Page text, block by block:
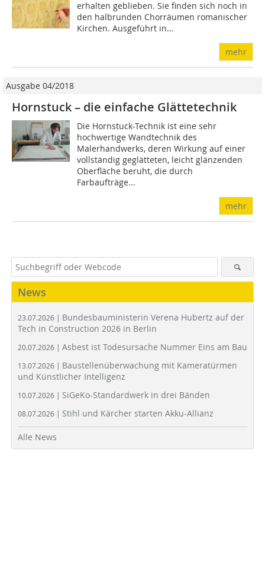
erhalten geblieben. Sie finden sich noch in
den halbrunden Chorräumen romanischer
Kirchen. Ausgeführt in...
mehr
Ausgabe 04/2018
Hornstuck – die einfache Glättetechnik
Die Hornstuck-Technik ist eine sehr
hochwertige Wandtechnik des
Malerhandwerks, deren Wirkung auf einer
vollständig geglätteten, leicht glänzenden
Oberfläche beruht, die durch
Farbaufträge...
mehr
News
23.07.2026 | Bundesbauministerin Verena Hubertz auf der
Tech in Construction 2026 in Berlin
20.07.2026 | Asbest ist Todesursache Nummer Eins am Bau
13.07.2026 | Baustellenüberwachung mit Kameratürmen
und Künstlicher Intelligenz
10.07.2026 | SiGeKo-Standardwerk in drei Bänden
08.07.2026 | Stihl und Kärcher starten Akku-Allianz
Alle News